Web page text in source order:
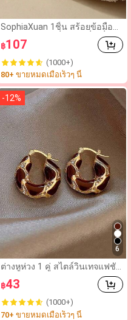
SophiaXuan 1ชิ้น สร้อยข้อมือต
กแต่งสีเขียวกากี่รูปทรงสี่เหลี่ยมจ
ตุรัสแบบเก๋ เรโทร สวยงาม มินิม
อล ผลิตจากอัลลอยด์สังกะสี เคลื
อบ เหมาะสำหรับผู้หญิงสวมใส่ปร
ะจำวัน ท่องเที่ยว งานสังสรรค์ งา
นปาร์ตี้ ของขวัญ
฿107
(1000+)
80+ ขายหมดเมื่อเร็วๆ นี้
6
-12%
ต่างหูห่วง 1 คู่ สไตล์วินเทจแฟชั่น
หรูหรา ประดับคริสตัลและเคลือ
บสีหยดน้ำมัน สำหรับฤดูใบไม้ร่ว
ง/ฤดูหนาว เหมาะสำหรับผู้หญิง ใ
ส่ได้ทุกวัน วันหยุด และงานปาร์ตี้
฿43
(1000+)
70+ ขายหมดเมื่อเร็วๆ นี้